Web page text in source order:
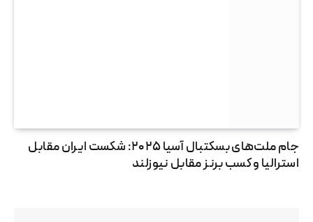
جام ملت‌های بسکتبال آسیا ۲۰۲۵: شکست ایران مقابل
استرالیا و کسب برنز مقابل نیوزلند